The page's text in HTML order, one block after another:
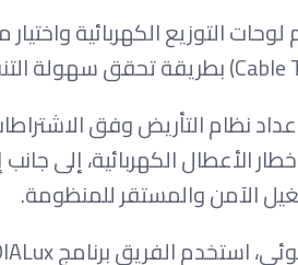
التوزيع الكهربائية
نظام التأريض وفق
الكهربائية، إلى جانب
الآمن والمستقر للمنظومة.